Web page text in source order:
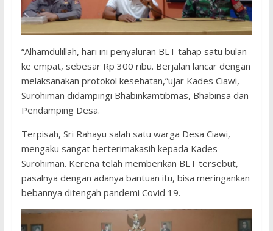
“Alhamdulillah, hari ini penyaluran BLT tahap satu bulan
ke empat, sebesar Rp 300 ribu. Berjalan lancar dengan
melaksanakan protokol kesehatan,”ujar Kades Ciawi,
Surohiman didampingi Bhabinkamtibmas, Bhabinsa dan
Pendamping Desa.
Terpisah, Sri Rahayu salah satu warga Desa Ciawi,
mengaku sangat berterimakasih kepada Kades
Surohiman. Kerena telah memberikan BLT tersebut,
pasalnya dengan adanya bantuan itu, bisa meringankan
bebannya ditengah pandemi Covid 19.